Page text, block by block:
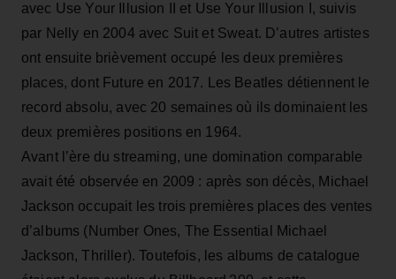
avec Use Your Illusion II et Use Your Illusion I, suivis
par Nelly en 2004 avec Suit et Sweat. D’autres artistes
ont ensuite brièvement occupé les deux premières
places, dont Future en 2017. Les Beatles détiennent le
record absolu, avec 20 semaines où ils dominaient les
deux premières positions en 1964.
Avant l’ère du streaming, une domination comparable
avait été observée en 2009 : après son décès, Michael
Jackson occupait les trois premières places des ventes
d’albums (Number Ones, The Essential Michael
Jackson, Thriller). Toutefois, les albums de catalogue